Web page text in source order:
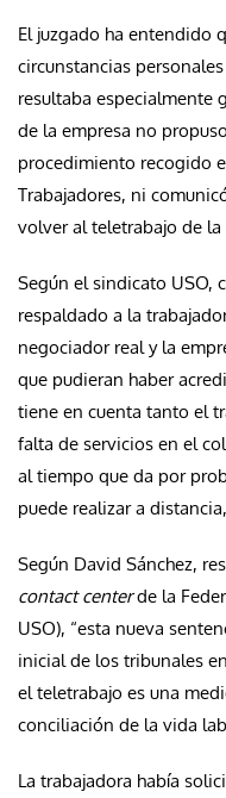
El juzgado ha entendido
circunstancias
resultaba especialmente
de la empresa no
procedimiento recogido
Trabajadores, ni
volver al teletrabajo de la
Según el sindicato USO,
respaldado a la
negociador real y la
que pudieran haber
tiene en cuenta tanto el
falta de servicios en el
al tiempo que da por
puede realizar a
Según David Sánchez,
contact centerde la
USO), “esta nueva
inicial de los tribunales
el teletrabajo es una
conciliación de la vida
La trabajadora había